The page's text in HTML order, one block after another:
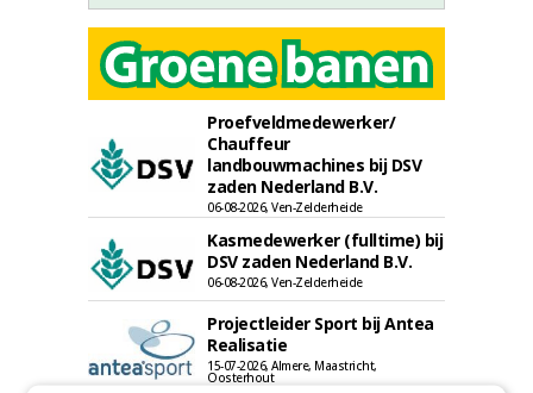
Proefveldmedewerker/
Chauffeur
landbouwmachines bij DSV
zaden Nederland B.V.
06-08-2026, Ven-Zelderheide
Kasmedewerker (fulltime) bij
DSV zaden Nederland B.V.
06-08-2026, Ven-Zelderheide
Projectleider Sport bij Antea
Realisatie
15-07-2026, Almere, Maastricht,
Oosterhout